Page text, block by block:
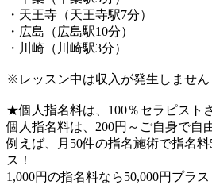
・天王寺（天王寺駅7分）
・広島（広島駅10分）
・川崎（川崎駅3分）
※レッスン中は収入が発生しません
★個人指名料は、100％セラピスト
個人指名料は、200円～ご自身で自
例えば、月50件の指名施術で指名料
ス！
1,000円の指名料なら50,000円プラス